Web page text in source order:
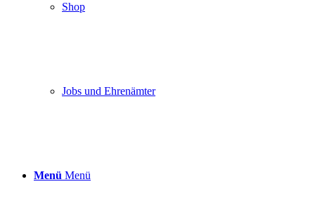
Shop
Jobs und Ehrenämter
Menü Menü